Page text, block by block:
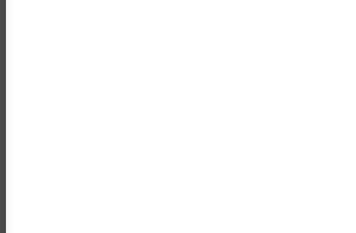
גיל 3)